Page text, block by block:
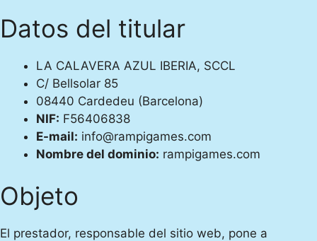
Datos del titular
LA CALAVERA AZUL IBERIA, SCCL
C/ Bellsolar 85
08440 Cardedeu (Barcelona)
NIF: F56406838
E-mail: info@rampigames.com
Nombre del dominio: rampigames.com
Objeto
El prestador, responsable del sitio web, pone a